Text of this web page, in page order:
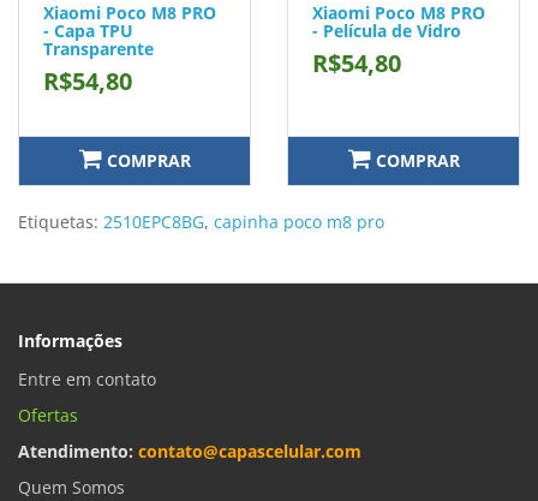
Xiaomi Poco M8 PRO
- Capa TPU
Transparente
R$54,80
COMPRAR
Xiaomi Poco M8 PRO
- Película de Vidro
R$54,80
COMPRAR
Etiquetas: 2510EPC8BG, capinha poco m8 pro
Informações
Entre em contato
Ofertas
Atendimento: contato@capascelular.com
Quem Somos